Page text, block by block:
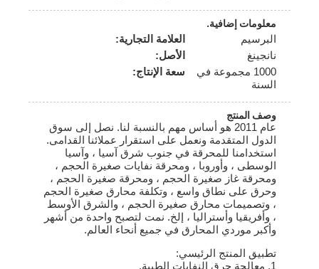
معلومات إضافية.
العلامة التجارية:
البرسيم
الأصل:
نانجينغ
سعة الإنتاج:
1000 مجموعة في
السنة
وصف المنتج
عام 2011 هو أساس مهم بالنسبة لنا. نصل إلى سوق
الدول المتقدمة ونعمل على استقرار عملائنا القدامى.
استخدامنا للمحرقة في جنوب شرق آسيا ، وآسيا
الوسطى ، وأوروبا ، ومحرقة نفايات صغيرة الحجم ،
ومحرقة غاز صغيرة الحجم ، ومحرقة صغيرة الحجم ،
وحرق على نطاق واسع ، وتكلفة محارق صغيرة الحجم
، وتصميمات محارق صغيرة الحجم ، والشرق الأوسط
، وأفريقيا وأستراليا ، إلخ. نمت لتصبح واحدة من أشهر
وأكبر موردي المحارق في جميع أنحاء العالم.
تطبيق المنتج الرئيسي:
1. معالجة حرق النفايات الطبية.